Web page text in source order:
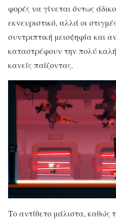
φορές να γίνεται όντως
εκνευριστικό, αλλά οι
συντριπτική μειοψηφία και
καταστρέφουν την πολύ
κανείς παίζοντας.
Το αντίθετο μάλιστα, καθώς